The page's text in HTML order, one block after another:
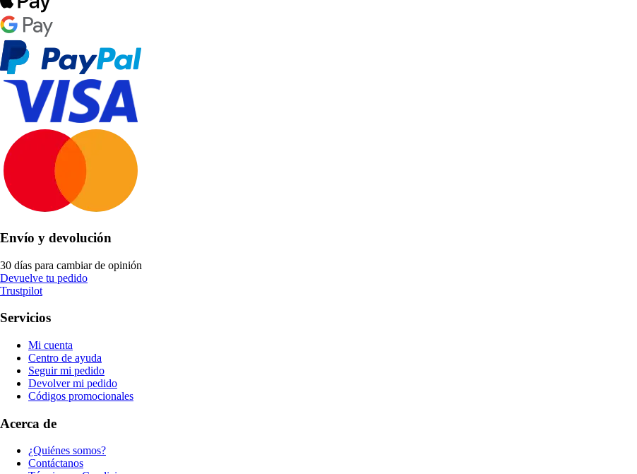
Envío y devolución
30 días para cambiar de opinión
Devuelve tu pedido
Trustpilot
Servicios
Mi cuenta
Centro de ayuda
Seguir mi pedido
Devolver mi pedido
Códigos promocionales
Acerca de
¿Quiénes somos?
Contáctanos